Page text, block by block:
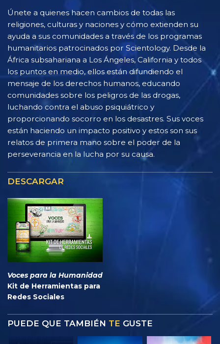
Únete a quienes hacen cambios de todas las
religiones, culturas y naciones y cómo extienden su
ayuda a sus comunidades a través de los programas
humanitarios patrocinados por Scientology. Desde la
África subsahariana a Los Ángeles, California y todos
los puntos en medio, ellos están difundiendo el
mensaje de los derechos humanos, educando
comunidades sobre los peligros de las drogas,
luchando contra el abuso psiquiátrico y
proporcionando socorro en los desastres. Sus voces
están haciendo un impacto positivo y estos son sus
relatos de primera mano sobre el poder de la
perseverancia en la lucha por su causa.
DESCARGAR
Voces para la Humanidad
Kit de Herramientas para
Redes Sociales
PUEDE QUE TAMBIÉN TE GUSTE